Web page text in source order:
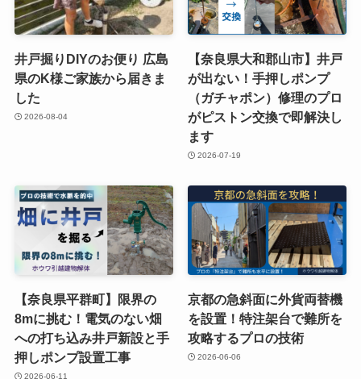
井戸掘りDIYのお便り 広島
県のK様ご家族から届きま
した
2026-08-04
【奈良県大和郡山市】井戸
が出ない！手押しポンプ
（ガチャポン）修理のプロ
がピストン交換で即解決し
ます
2026-07-19
【奈良県平群町】限界の
8mに挑む！電気のない畑
への打ち込み井戸新設と手
押しポンプ設置工事
2026-06-11
京都の急斜面に外貨両替機
を設置！特注架台で難所を
攻略するプロの技術
2026-06-06